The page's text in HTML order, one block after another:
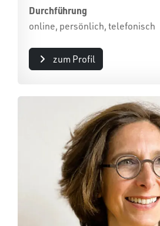
Durchführung
online, persönlich, telefonisch
zum Profil